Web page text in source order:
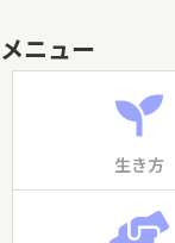
メニュー
生き方